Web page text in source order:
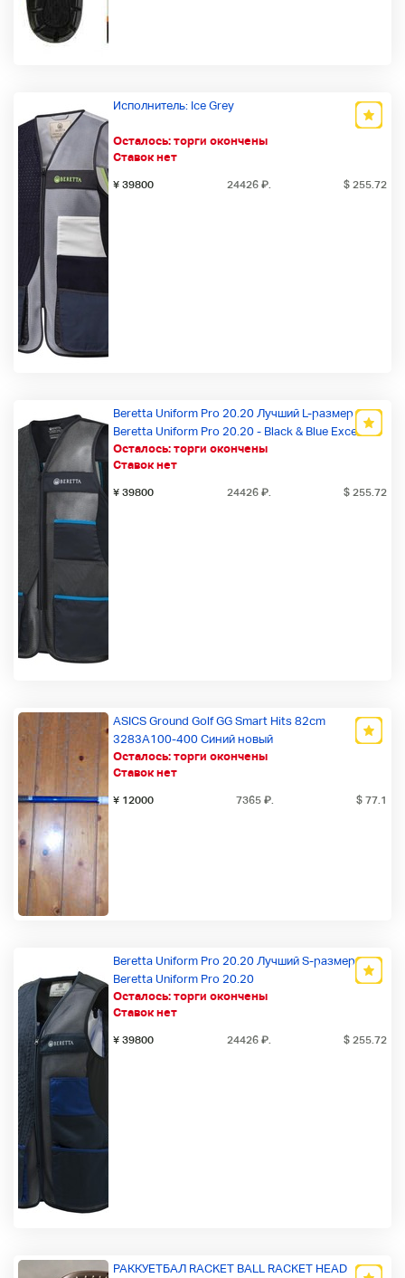
Осталось: торги окончены
Ставок нет
Исполнитель: Ice Grey
¥ 39800 24426 ₽. $ 255.72
Осталось: торги окончены
Ставок нет
Beretta Uniform Pro 20.20 Лучший L-размер /
Beretta Uniform Pro 20.20 - Black & Blue Excell
¥ 39800 24426 ₽. $ 255.72
Осталось: торги окончены
Ставок нет
ASICS Ground Golf GG Smart Hits 82cm
3283A100-400 Синий новый
¥ 12000 7365 ₽. $ 77.1
Осталось: торги окончены
Ставок нет
Beretta Uniform Pro 20.20 Лучший S-размер /
Beretta Uniform Pro 20.20
¥ 39800 24426 ₽. $ 255.72
РАККУЕТБАЛ RACKET BALL RACKET HEAD